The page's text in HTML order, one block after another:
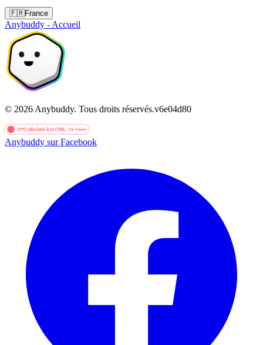
🇫🇷France
Anybuddy - Accueil
© 2026 Anybuddy. Tous droits réservés.v6e04d80
Anybuddy sur Facebook